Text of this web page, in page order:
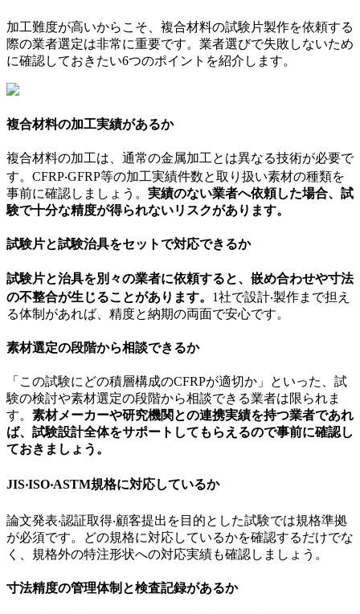
加工難度が高いからこそ、複合材料の試験片製作を依頼する
際の業者選定は非常に重要です。業者選びで失敗しないため
に確認しておきたい6つのポイントを紹介します。
複合材料の加工実績があるか
複合材料の加工は、通常の金属加工とは異なる技術が必要で
す。CFRP‧GFRP等の加工実績件数と取り扱い素材の種類を
事前に確認しましょう。 実績のない業者へ依頼した場合、試
験で十分な精度が得られないリスクがあります。
試験片と試験治具をセットで対応できるか
試験片と治具を別々の業者に依頼すると、嵌め合わせや寸法
の不整合が生じることがあります。 1社で設計‧製作まで担え
る体制があれば、精度と納期の両面で安心です。
素材選定の段階から相談できるか
「この試験にどの積層構成のCFRPが適切か」といった、試
験の検討や素材選定の段階から相談できる業者は限られま
す。 素材メーカーや研究機関との連携実績を持つ業者であれ
ば、試験設計全体をサポートしてもらえるので事前に確認し
ておきましょう。
JIS‧ISO‧ASTM規格に対応しているか
論文発表‧認証取得‧顧客提出を目的とした試験では規格準拠
が必須です。どの規格に対応しているかを確認するだけでな
く、規格外の特注形状への対応実績も確認しましょう。
寸法精度の管理体制と検査記録があるか